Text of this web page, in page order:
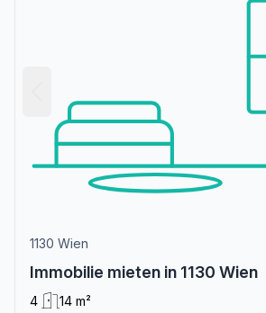
1130 Wien
Immobilie mieten in 1130 Wien
4
14 m²